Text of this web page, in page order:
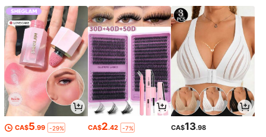
CA$5.99 -29% CA$2.42 -7% CA$13.98